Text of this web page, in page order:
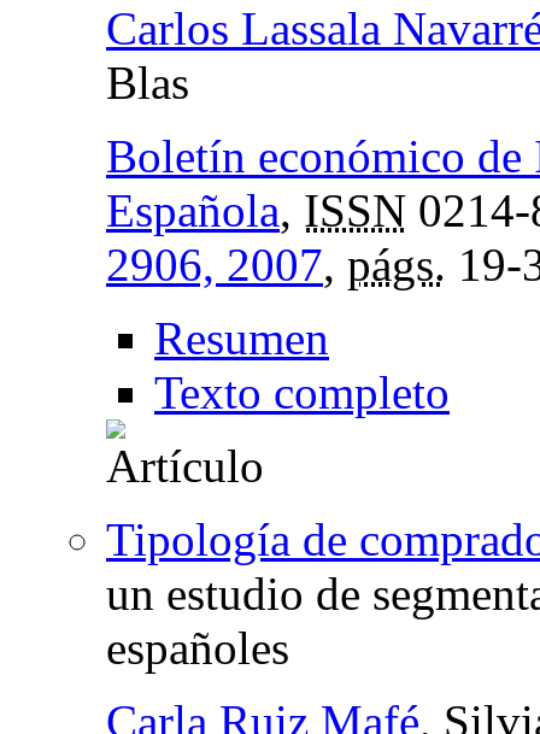
Carlos Lassala
Blas
Boletín económico
Española, ISSN
2906, 2007, págs. 19-
Resumen
Texto completo
Tipología de
un estudio de
españoles
Carla Ruiz Mafé,